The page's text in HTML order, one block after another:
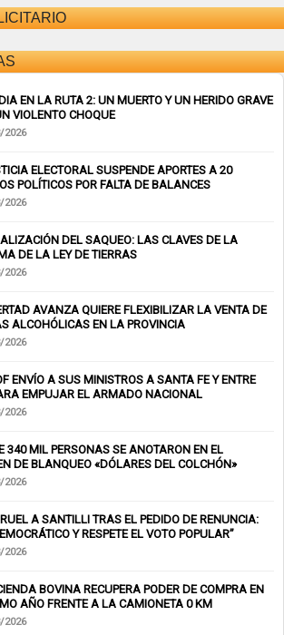
EN LA RUTA 2: UN MUERTO Y UN HERIDO GRAVE
VIOLENTO CHOQUE
2026
ELECTORAL SUSPENDE APORTES A 20
POLÍTICOS POR FALTA DE BALANCES
2026
DEL SAQUEO: LAS CLAVES DE LA
DE LA LEY DE TIERRAS
2026
AVANZA QUIERE FLEXIBILIZAR LA VENTA DE
ALCOHÓLICAS EN LA PROVINCIA
2026
ENVÍO A SUS MINISTROS A SANTA FE Y ENTRE
EMPUJAR EL ARMADO NACIONAL
2026
340 MIL PERSONAS SE ANOTARON EN EL
DE BLANQUEO «DÓLARES DEL COLCHÓN»
2026
A SANTILLI TRAS EL PEDIDO DE RENUNCIA:
Y RESPETE EL VOTO POPULAR”
2026
BOVINA RECUPERA PODER DE COMPRA EN
AÑO FRENTE A LA CAMIONETA 0 KM
2026